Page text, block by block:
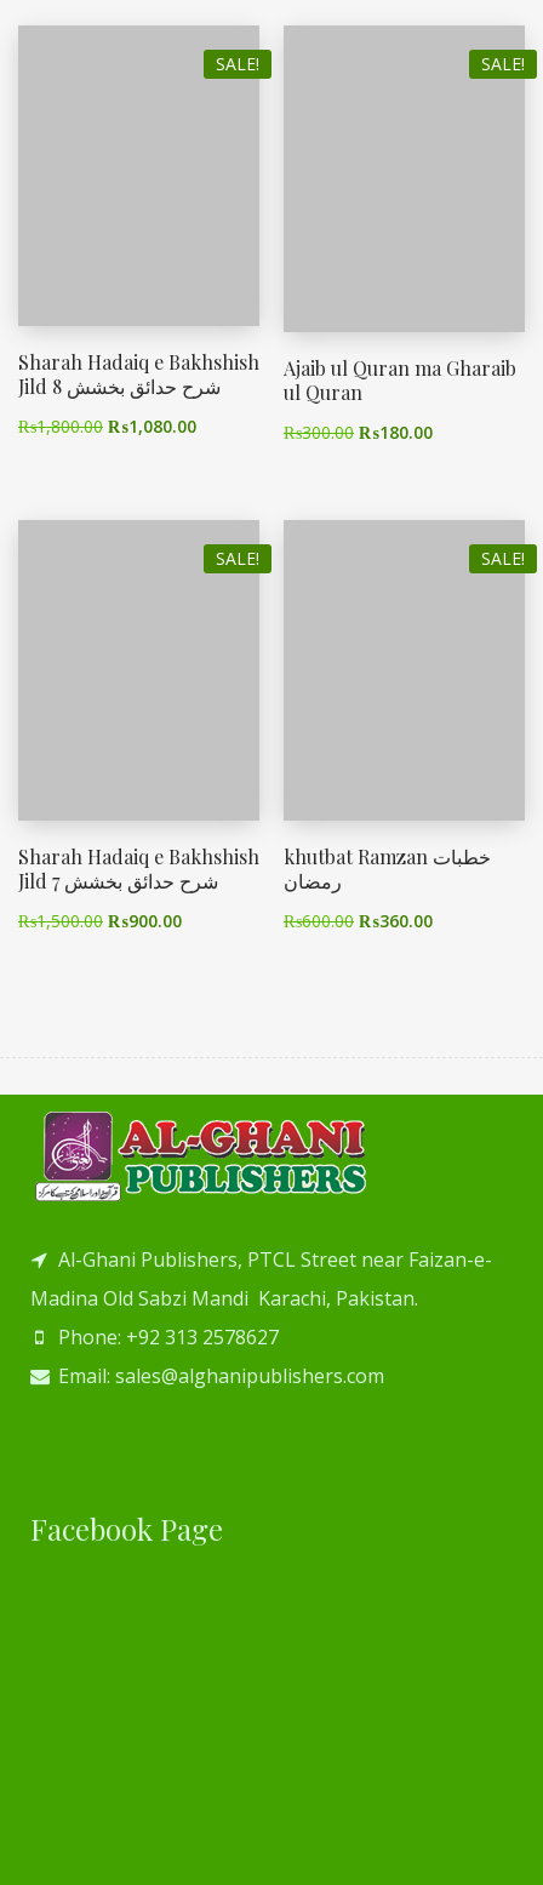
SALE!
Sharah Hadaiq e Bakhshish
Jild 8 شرح حدائق بخشش
₨1,800.00 ₨1,080.00
SALE!
Ajaib ul Quran ma Gharaib
ul Quran
₨300.00 ₨180.00
SALE!
Sharah Hadaiq e Bakhshish
Jild 7 شرح حدائق بخشش
₨1,500.00 ₨900.00
SALE!
khutbat Ramzan خطبات
رمضان
₨600.00 ₨360.00
Al-Ghani Publishers, PTCL Street near Faizan-e-
Madina Old Sabzi Mandi Karachi, Pakistan.
Phone: +92 313 2578627
Email: sales@alghanipublishers.com
Facebook Page